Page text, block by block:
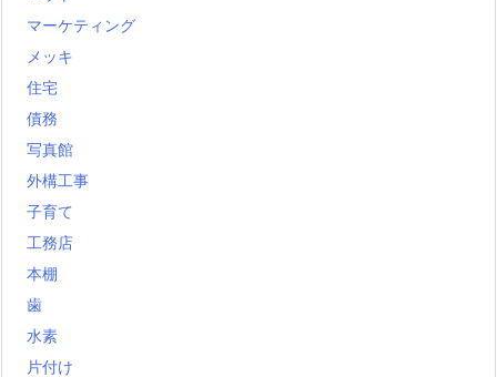
マーケティング
メッキ
住宅
債務
写真館
外構工事
子育て
工務店
本棚
歯
水素
片付け